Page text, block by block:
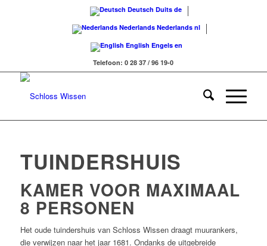
Deutsch Duits de
Nederlands Nederlands nl
English Engels en
Telefoon: 0 28 37 / 96 19-0
TUINDERSHUIS
KAMER VOOR MAXIMAAL
8 PERSONEN
Het oude tuindershuis van Schloss Wissen draagt muurankers,
die verwijzen naar het jaar 1681. Ondanks de uitgebreide